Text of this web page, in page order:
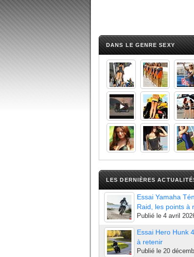
DANS LE GENRE SEXY
LES DERNIÈRES
Essai Yamaha
Raid, les points à
Publié le 4 avril
Essai Hero Hunk
à retenir
Publié le 20